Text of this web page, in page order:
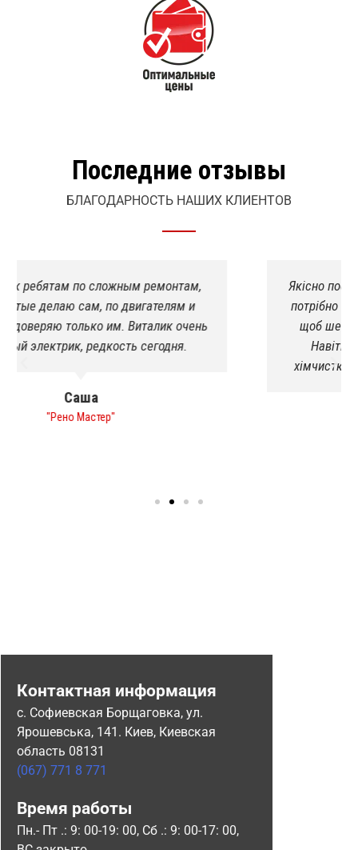
Последние отзывы
БЛАГОДАРНОСТЬ НАШИХ КЛИЕНТОВ
Якісно пофарбували спринтера. Підварили де
потрібно було! Раніше ніколи такого не було,
щоб шеф прийняв роботу з першого разу.
Навіть в салоні був порядок, зробили
хімчистку в подарунок!я в приємному шоці
Контактная информация
с. Софиевская Борщаговка, ул.
Ярошевська, 141. Киев, Киевская
область 08131
(067) 771 8 771
Время работы
Пн.- Пт .: 9: 00-19: 00, Сб .: 9: 00-17: 00,